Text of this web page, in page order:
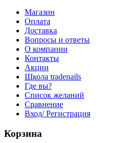
Магазин
Оплата
Доставка
Вопросы и ответы
О компании
Контакты
Акции
Школа tradenails
Где вы?
Список желаний
Сравнение
Вход/ Регистрация
Корзина